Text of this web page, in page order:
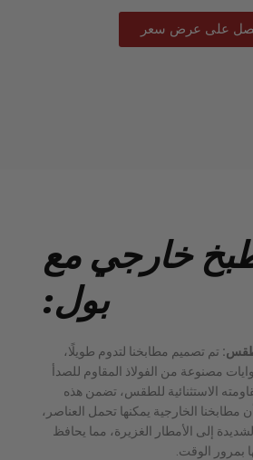
على عرض سعر
خارجي مع
بول:
تم تصميم مطابخنا لتدوم طويلًا،
مصنوعة من الفولاذ المقاوم للصدأ
الاستثنائية للطقس، تضمن هذه
أن مطابخنا الخارجية يمكنها تحمل العناصر،
إلى الأمطار الغزيرة، مما يحافظ
بمرور الوقت.